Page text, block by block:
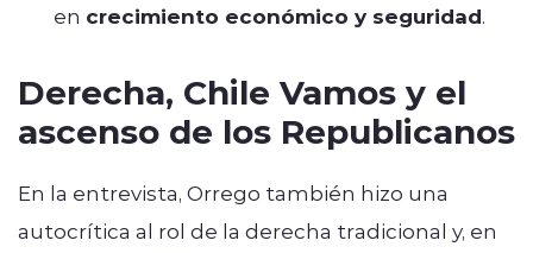
en crecimiento económico y seguridad.
Derecha, Chile Vamos y el
ascenso de los Republicanos
En la entrevista, Orrego también hizo una
autocrítica al rol de la derecha tradicional y, en